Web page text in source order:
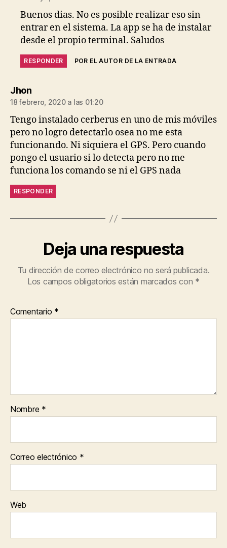
Buenos dias. No es posible realizar eso sin
entrar en el sistema. La app se ha de instalar
desde el propio terminal. Saludos
RESPONDER POR EL AUTOR DE LA ENTRADA
Jhondice:
18 febrero, 2020 a las 01:20
Tengo instalado cerberus en uno de mis móviles
pero no logro detectarlo osea no me esta
funcionando. Ni siquiera el GPS. Pero cuando
pongo el usuario si lo detecta pero no me
funciona los comando se ni el GPS nada
RESPONDER
Deja una respuesta
Tu dirección de correo electrónico no será publicada.
Los campos obligatorios están marcados con *
Comentario *
Nombre *
Correo electrónico *
Web